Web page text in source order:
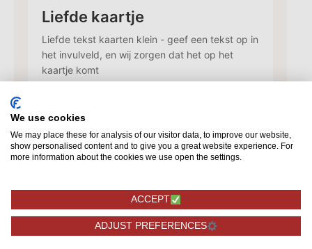
Liefde kaartje
Liefde tekst kaarten klein - geef een tekst op in
het invulveld, en wij zorgen dat het op het
kaartje komt
✓
Kaartje toevoegen
Voeg een kaart toe met jouw
We use cookies
We may place these for analysis of our visitor data, to improve our website,
show personalised content and to give you a great website experience. For
more information about the cookies we use open the settings.
ACCEPT
ADJUST PREFERENCES